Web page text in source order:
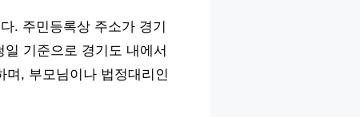
. 주민등록상 주소가 경기
기준으로 경기도 내에서
, 부모님이나 법정대리인